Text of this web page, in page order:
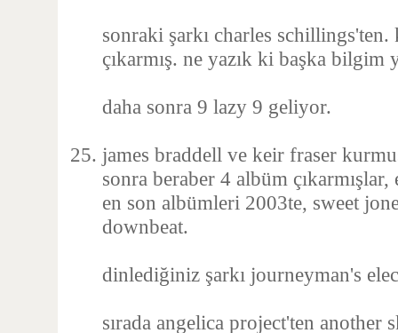
sonraki şarkı charles schillings'ten.
çıkarmış. ne yazık ki başka bilgim
daha sonra 9 lazy 9 geliyor.
james braddell ve keir fraser
sonra beraber 4 albüm
en son albümleri 2003te, sweet
downbeat.
dinlediğiniz şarkı journeyman's
sırada angelica project'ten another